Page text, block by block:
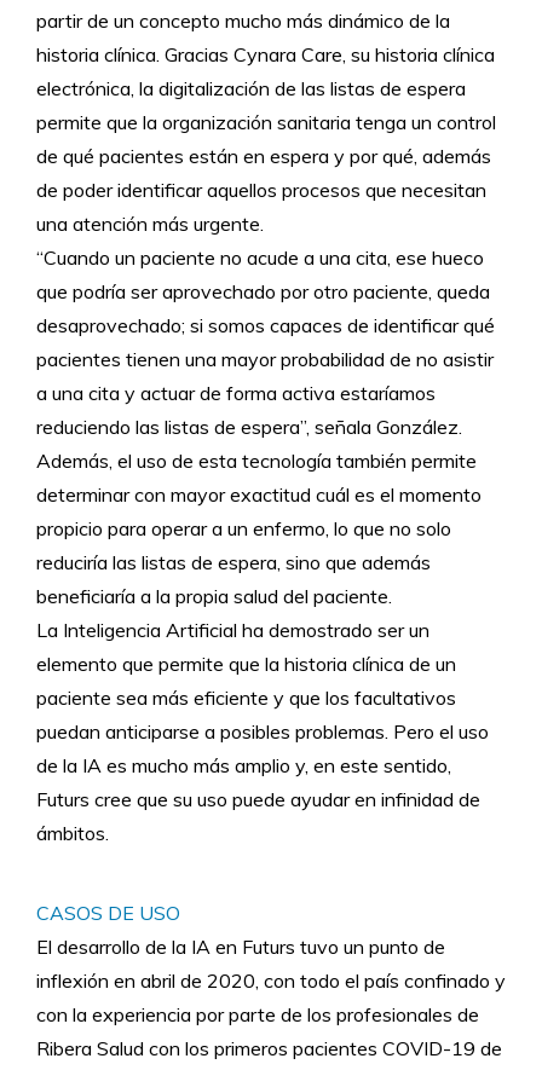
partir de un concepto mucho más dinámico de la
historia clínica. Gracias Cynara Care, su historia clínica
electrónica, la digitalización de las listas de espera
permite que la organización sanitaria tenga un control
de qué pacientes están en espera y por qué, además
de poder identificar aquellos procesos que necesitan
una atención más urgente.
“Cuando un paciente no acude a una cita, ese hueco
que podría ser aprovechado por otro paciente, queda
desaprovechado; si somos capaces de identificar qué
pacientes tienen una mayor probabilidad de no asistir
a una cita y actuar de forma activa estaríamos
reduciendo las listas de espera”, señala González.
Además, el uso de esta tecnología también permite
determinar con mayor exactitud cuál es el momento
propicio para operar a un enfermo, lo que no solo
reduciría las listas de espera, sino que además
beneficiaría a la propia salud del paciente.
La Inteligencia Artificial ha demostrado ser un
elemento que permite que la historia clínica de un
paciente sea más eficiente y que los facultativos
puedan anticiparse a posibles problemas. Pero el uso
de la IA es mucho más amplio y, en este sentido,
Futurs cree que su uso puede ayudar en infinidad de
ámbitos.
CASOS DE USO
El desarrollo de la IA en Futurs tuvo un punto de
inflexión en abril de 2020, con todo el país confinado y
con la experiencia por parte de los profesionales de
Ribera Salud con los primeros pacientes COVID-19 de